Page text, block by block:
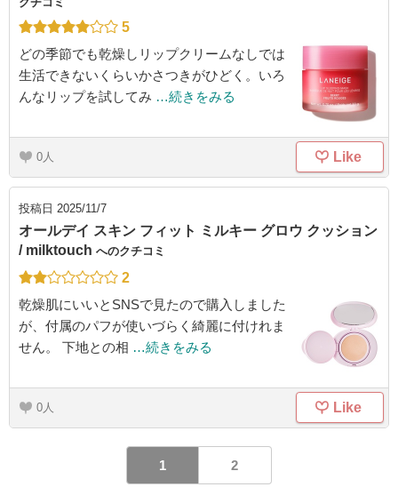
5
どの季節でも乾燥しリップクリームなしでは
生活できないくらいかさつきがひどく。いろ
んなリップを試してみ …続きをみる
0 Like
投稿日 2025/11/7
オールデイ スキン フィット ミルキー グロウ クッション
/ milktouch へのクチコミ
2
乾燥肌にいいとSNSで見たので購入しました
が、付属のパフが使いづらく綺麗に付けれま
せん。 下地との相 …続きをみる
0 Like
1 2